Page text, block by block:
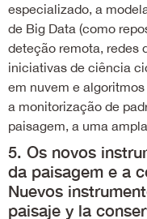
especializado, a
de Big Data (como
deteção remota, redes
iniciativas de ciência
em nuvem e
a monitorização de
paisagem, a uma
5. Os novos
da paisagem e a
Nuevos
paisaje y la